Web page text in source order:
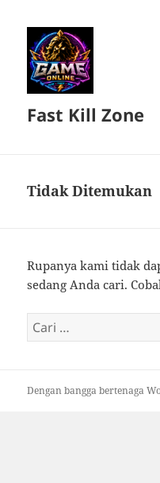
Fast Kill Zone
Tidak Ditemukan
Rupanya kami tidak
sedang Anda cari.
Cari
untuk:
Dengan bangga bertenaga